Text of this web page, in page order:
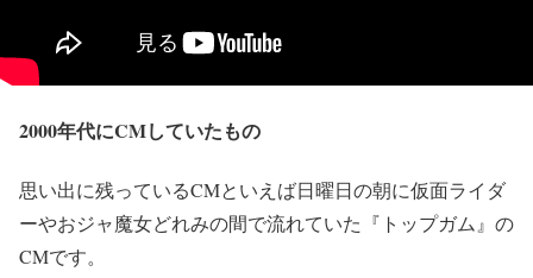
2000年代にCMしていたもの
思い出に残っているCMといえば日曜日の朝に仮面ライダ
ーやおジャ魔女どれみの間で流れていた『トップガム』の
CMです。